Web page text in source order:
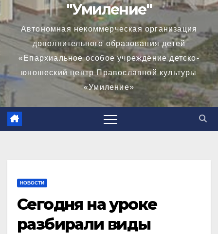
"Умиление"
Автономная некоммерческая организация
дополнительного образования детей
«Епархиальное особое учреждение детско-
юношеский центр Православной культуры
«Умиление»
НОВОСТИ
Сегодня на уроке
разбирали виды